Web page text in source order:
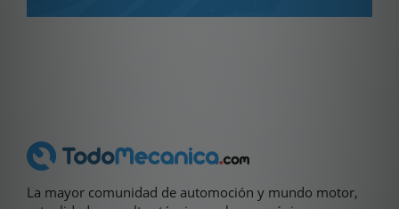
La mayor comunidad de automoción y mundo motor,